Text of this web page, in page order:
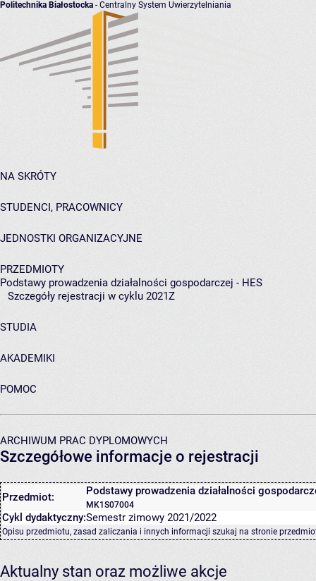
Politechnika Białostocka - Centralny System Uwierzytelniania
NA SKRÓTY
STUDENCI, PRACOWNICY
JEDNOSTKI ORGANIZACYJNE
PRZEDMIOTY
Podstawy prowadzenia działalności gospodarczej - HES
Szczegóły rejestracji w cyklu 2021Z
STUDIA
AKADEMIKI
POMOC
ARCHIWUM PRAC DYPLOMOWYCH
Szczegółowe informacje o rejestracji
Przedmiot: Podstawy prowadzenia działalności
MK1S07004
Cykl dydaktyczny:Semestr zimowy 2021/2022
Opisu przedmiotu, zasad zaliczania i innych informacji szukaj na stronie
Aktualny stan oraz możliwe akcje